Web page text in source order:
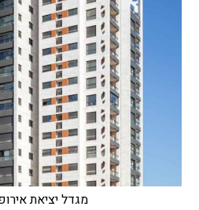
מגדל יציאת